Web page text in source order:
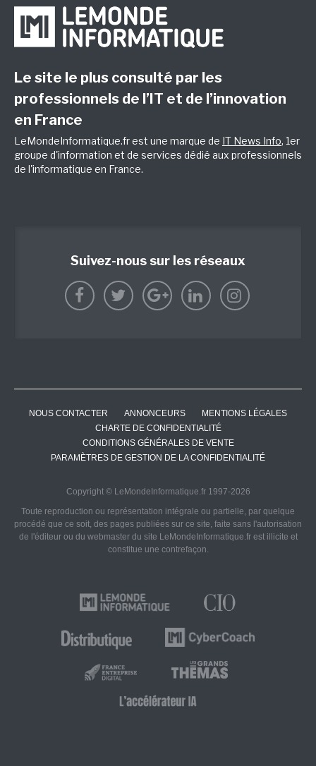
Le site le plus consulté par les
professionnels de l’IT et de l’innovation
en France
LeMondeInformatique.fr est une marque de IT News Info, 1er
groupe d'information et de services dédié aux professionnels
de l'informatique en France.
Suivez-nous sur les réseaux
NOUS CONTACTER ANNONCEURS
MENTIONS LÉGALES
CHARTE DE CONFIDENTIALITÉ
CONDITIONS GÉNÉRALES DE VENTE
PARAMÈTRES DE GESTION DE LA CONFIDENTIALITÉ
Copyright © LeMondeInformatique.fr 1997-2026
Toute reproduction ou représentation intégrale ou partielle, par quelque
procédé que ce soit, des pages publiées sur ce site, faite sans l'autorisation
de l'éditeur ou du webmaster du site LeMondeInformatique.fr est illicite et
constitue une contrefaçon.